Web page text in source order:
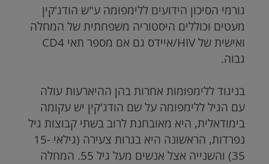
גורמי הסיכון הידועים ללימפומה ע"ש הודג'קין
מעטים וכוללים היסטוריה משפחתית של המחלה
ואישית שלHIV
/איידס גם אם מספר תאי CD4
גבוה.
בניגוד ללימפומות אחרות בהן ההיארעות עולה
עם הגיל ללימפומה על שם הודג'קין יש עקומה
בימודאלית, היא מאובחנת לרוב בשתי קבוצות גיל
נפרדות, הראשונה היא בגרות צעירה (גילאי 15-
35) והשנייה אצל אנשים מעל גיל 55. המחלה